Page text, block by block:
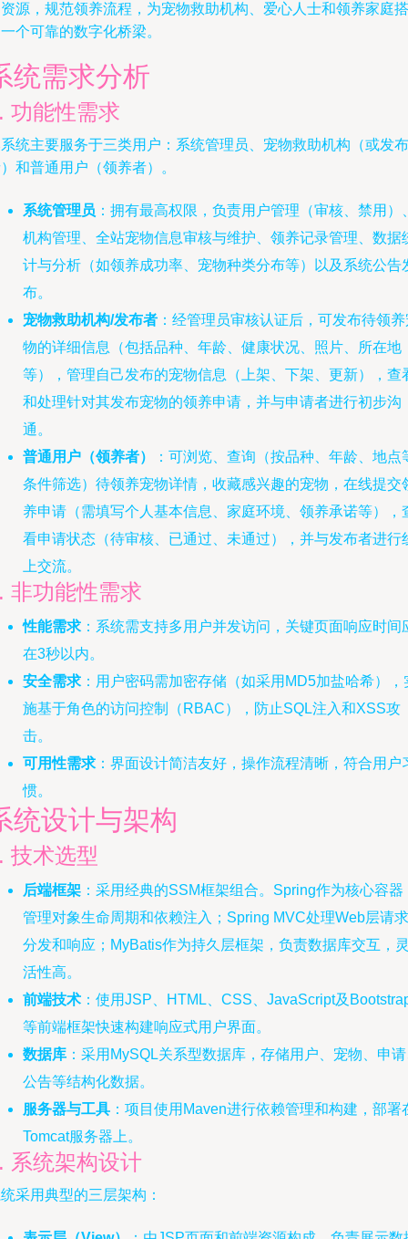
源，规范领养流程，为宠物救助机构、爱心人士和领养家庭搭
个可靠的数字化桥梁。
统需求分析
功能性需求
统主要服务于三类用户：系统管理员、宠物救助机构（或发布
和普通用户（领养者）。
系统管理员 ：拥有最高权限，负责用户管理（审核、禁用）
机构管理、全站宠物信息审核与维护、领养记录管理、数据
计与分析（如领养成功率、宠物种类分布等）以及系统公告
布。
宠物救助机构/发布者 ：经管理员审核认证后，可发布待领
物的详细信息（包括品种、年龄、健康状况、照片、所在地
等），管理自己发布的宠物信息（上架、下架、更新），查
和处理针对其发布宠物的领养申请，并与申请者进行初步沟
通。
普通用户（领养者）
：可浏览、查询（按品种、年龄、地点
条件筛选）待领养宠物详情，收藏感兴趣的宠物，在线提交
养申请（需填写个人基本信息、家庭环境、领养承诺等），
看申请状态（待审核、已通过、未通过），并与发布者进行
上交流。
非功能性需求
性能需求 ：系统需支持多用户并发访问，关键页面响应时间
在3秒以内。
安全需求 ：用户密码需加密存储（如采用MD5加盐哈希），
施基于角色的访问控制（RBAC），防止SQL注入和XSS攻
击。
可用性需求 ：界面设计简洁友好，操作流程清晰，符合用户
惯。
统设计与架构
技术选型
后端框架 ：采用经典的SSM框架组合。Spring作为核心容器
管理对象生命周期和依赖注入；Spring MVC处理Web层请求
分发和响应；MyBatis作为持久层框架，负责数据库交互，
活性高。
前端技术 ：使用JSP、HTML、CSS、JavaScript及
等前端框架快速构建响应式用户界面。
数据库 ：采用MySQL关系型数据库，存储用户、宠物、申
公告等结构化数据。
服务器与工具 ：项目使用Maven进行依赖管理和构建，部署
Tomcat服务器上。
系统架构设计
采用典型的三层架构：